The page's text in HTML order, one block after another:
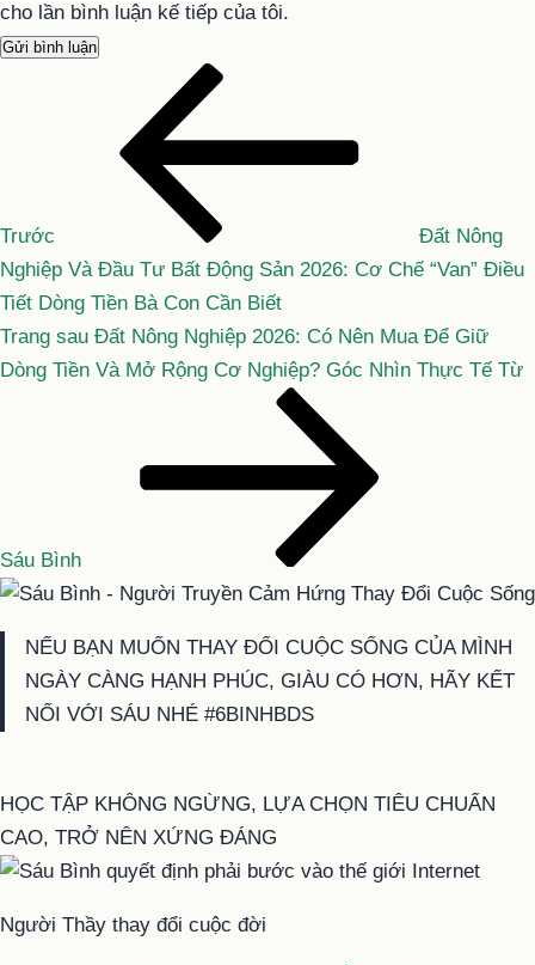
cho lần bình luận kế tiếp của tôi.
viết
Trước
Đất Nông
Nghiệp Và Đầu Tư Bất Động Sản 2026: Cơ Chế “Van” Điều
Tiết Dòng Tiền Bà Con Cần Biết
Bài
tiếp
Trang sau Đất Nông Nghiệp 2026: Có Nên Mua Để Giữ
Dòng Tiền Và Mở Rộng Cơ Nghiệp? Góc Nhìn Thực Tế Từ
Sáu Bình
NẾU BẠN MUỐN THAY ĐỔI CUỘC SỐNG CỦA MÌNH
NGÀY CÀNG HẠNH PHÚC, GIÀU CÓ HƠN, HÃY KẾT
NỐI VỚI SÁU NHÉ #6BINHBDS
HỌC TẬP KHÔNG NGỪNG, LỰA CHỌN TIÊU CHUẨN
CAO, TRỞ NÊN XỨNG ĐÁNG
Người Thầy thay đổi cuộc đời